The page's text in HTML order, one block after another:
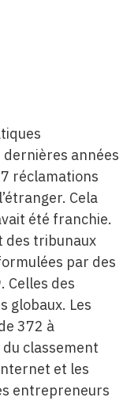
dernières années
réclamations
Cela
été franchie.
des tribunaux
par des
Celles des
globaux. Les
372 à
classement
et les
entrepreneurs